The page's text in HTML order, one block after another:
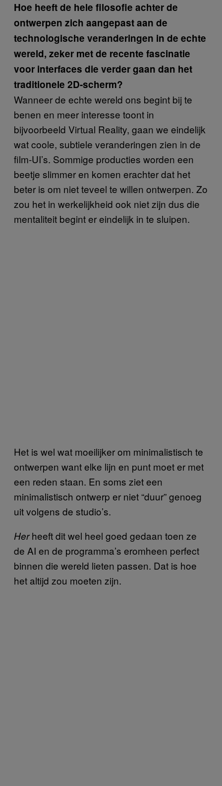
Hoe heeft de hele filosofie achter de
ontwerpen zich aangepast aan de
technologische veranderingen in de echte
wereld, zeker met de recente fascinatie
voor interfaces die verder gaan dan het
traditionele 2D-scherm?
Wanneer de echte wereld ons begint bij te
benen en meer interesse toont in
bijvoorbeeld Virtual Reality, gaan we eindelijk
wat coole, subtiele veranderingen zien in de
film-UI’s. Sommige producties worden een
beetje slimmer en komen erachter dat het
beter is om niet teveel te willen ontwerpen. Zo
zou het in werkelijkheid ook niet zijn dus die
mentaliteit begint er eindelijk in te sluipen.
Het is wel wat moeilijker om minimalistisch te
ontwerpen want elke lijn en punt moet er met
een reden staan. En soms ziet een
minimalistisch ontwerp er niet “duur” genoeg
uit volgens de studio’s.
Herheeft dit wel heel goed gedaan toen ze
de AI en de programma’s eromheen perfect
binnen die wereld lieten passen. Dat is hoe
het altijd zou moeten zijn.